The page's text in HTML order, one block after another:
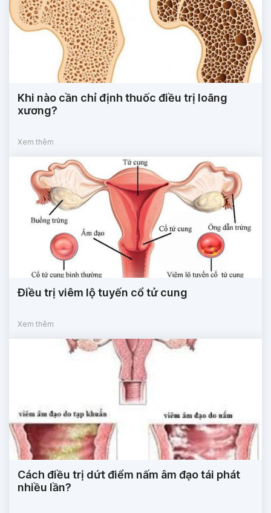
Khi nào cần chỉ định thuốc điều trị loãng
xương?
Xem thêm
Điều trị viêm lộ tuyến cổ tử cung
Xem thêm
Cách điều trị dứt điểm nấm âm đạo tái phát
nhiều lần?